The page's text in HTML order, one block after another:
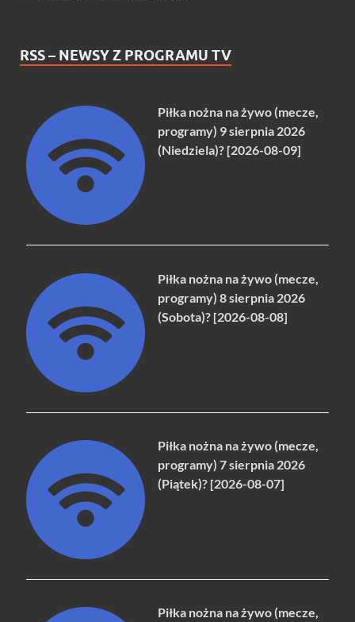
RSS – NEWSY Z PROGRAMU TV
Piłka nożna na żywo (mecze,
programy) 9 sierpnia 2026
(Niedziela)? [2026-08-09]
Piłka nożna na żywo (mecze,
programy) 8 sierpnia 2026
(Sobota)? [2026-08-08]
Piłka nożna na żywo (mecze,
programy) 7 sierpnia 2026
(Piątek)? [2026-08-07]
Piłka nożna na żywo (mecze,